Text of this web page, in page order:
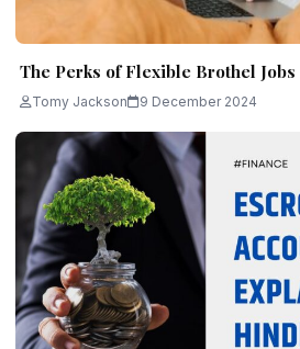
The Perks of Flexible Brothel Jobs
Tomy Jackson 9 December 2024